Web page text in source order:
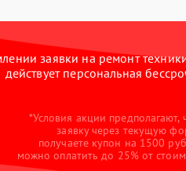
заявки на ремонт
действует персональная
*Условия акции предполагают,
заявку через текущую
получаете купон на 1500
можно оплатить до 25% от